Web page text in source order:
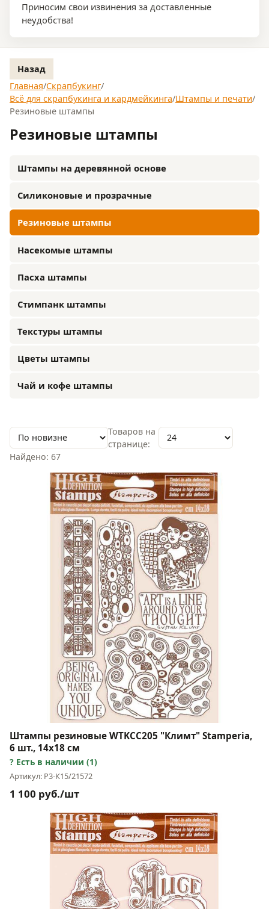
Приносим свои извинения за доставленные
неудобства!
Назад
Главная/Скрапбукинг/
Всё для скрапбукинга и кардмейкинга/Штампы и печати/
Резиновые штампы
Резиновые штампы
Штампы на деревянной основе
Силиконовые и прозрачные
Резиновые штампы
Насекомые штампы
Пасха штампы
Стимпанк штампы
Текстуры штампы
Цветы штампы
Чай и кофе штампы
Сортировка
Товаров на
странице:
Найдено: 67
Штампы резиновые WTKCC205 "Климт" Stamperia,
6 шт., 14х18 см
Есть в наличии (1)
Артикул: Р3-К15/21572
1 100 руб./шт